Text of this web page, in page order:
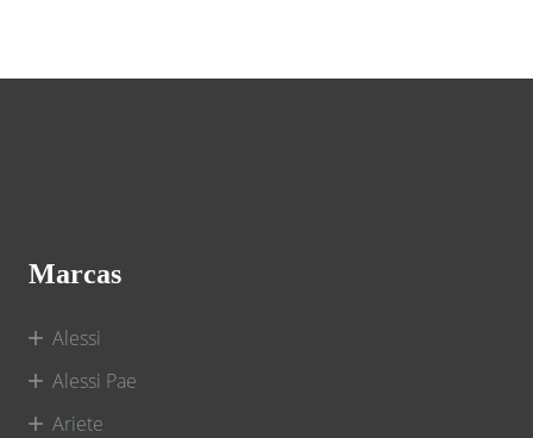
Marcas
Alessi
Alessi Pae
Ariete